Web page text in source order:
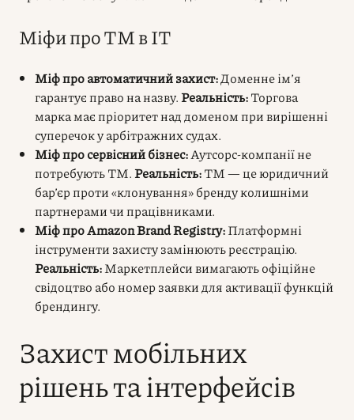
Міфи про ТМ в IT
Міф про автоматичний захист:Доменне ім’я
гарантує право на назву. Реальність:Торгова
марка має пріоритет над доменом при вирішенні
суперечок у арбітражних судах.
Міф про сервісний бізнес:Аутсорс-компанії не
потребують ТМ. Реальність:ТМ — це юридичний
бар’єр проти «клонування» бренду колишніми
партнерами чи працівниками.
Міф про Amazon Brand Registry:Платформні
інструменти захисту замінюють реєстрацію.
Реальність:Маркетплейси вимагають офіційне
свідоцтво або номер заявки для активації функцій
брендингу.
Захист мобільних
рішень та інтерфейсів